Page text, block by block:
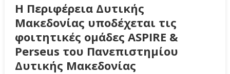
Η Περιφέρεια Δυτικής
Μακεδονίας υποδέχεται τις
φοιτητικές ομάδες ASPIRE &
Perseus του Πανεπιστημίου
Δυτικής Μακεδονίας